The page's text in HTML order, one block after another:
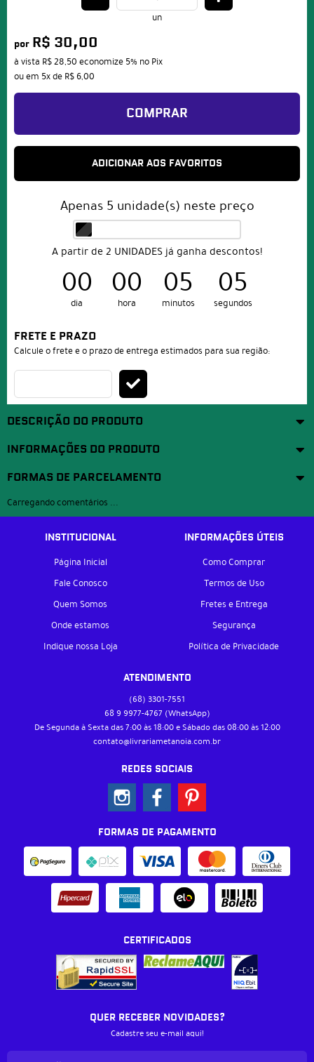
un
por R$ 30,00
à vista R$ 28,50 economize 5% no Pix
ou em 5xde R$ 6,00
COMPRAR
ADICIONAR AOS FAVORITOS
Apenas 5 unidade(s) neste preço
A partir de 2 UNIDADES já ganha descontos!
00
dia
00
hora
05
minutos
04
segundos
FRETE E PRAZO
Calcule o frete e o prazo de entrega estimados para sua região:
DESCRIÇÃO DO PRODUTO
INFORMAÇÕES DO PRODUTO
FORMAS DE PARCELAMENTO
Carregando comentários ...
INSTITUCIONAL
Página Inicial
Fale Conosco
Quem Somos
Onde estamos
Indique nossa Loja
INFORMAÇÕES ÚTEIS
Como Comprar
Termos de Uso
Fretes e Entrega
Segurança
Política de Privacidade
ATENDIMENTO
(68) 3301-7551
68 9 9977-4767 (WhatsApp)
De Segunda à Sexta das 7:00 às 18:00 e Sábado das 08:00 às 12:00
contato@livrariametanoia.com.br
REDES SOCIAIS
FORMAS DE PAGAMENTO
CERTIFICADOS
QUER RECEBER NOVIDADES?
Cadastre seu e-mail aqui!